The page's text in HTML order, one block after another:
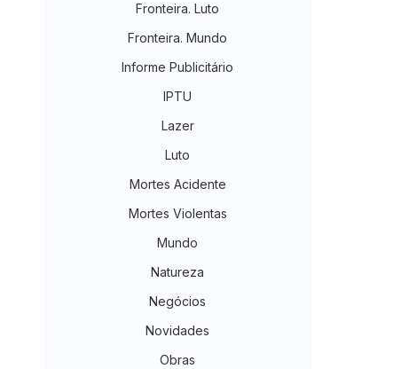
Fronteira. Luto
Fronteira. Mundo
Informe Publicitário
IPTU
Lazer
Luto
Mortes Acidente
Mortes Violentas
Mundo
Natureza
Negócios
Novidades
Obras